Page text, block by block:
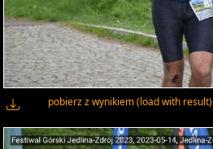
pobierz z wynikiem (load with result)